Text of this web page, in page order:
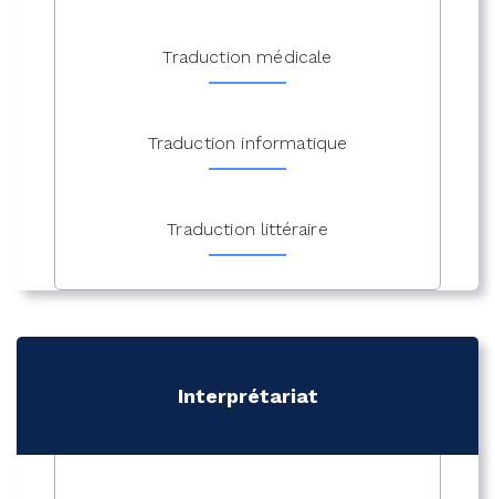
Traduction médicale
Traduction informatique
Traduction littéraire
Interprétariat